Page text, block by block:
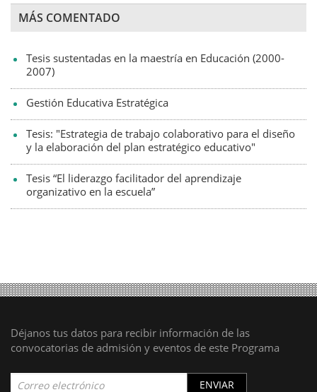
MÁS COMENTADO
Tesis sustentadas en la maestría en Educación (2000-
2007)
Gestión Educativa Estratégica
Tesis: "Estrategia de trabajo colaborativo para el diseño
y la elaboración del plan estratégico educativo"
Tesis “El liderazgo facilitador del aprendizaje
organizativo en la escuela”
Déjanos tus datos para recibir información de las
convocatorias de admisión y eventos de este Programa
ENVIAR